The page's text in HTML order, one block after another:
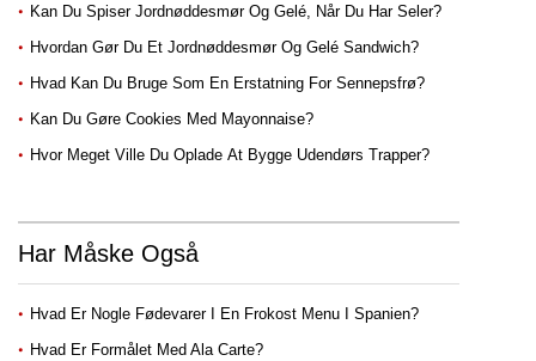
Kan Du Spiser Jordnøddesmør Og Gelé, Når Du Har Seler?
Hvordan Gør Du Et Jordnøddesmør Og Gelé Sandwich?
Hvad Kan Du Bruge Som En Erstatning For Sennepsfrø?
Kan Du Gøre Cookies Med Mayonnaise?
Hvor Meget Ville Du Oplade At Bygge Udendørs Trapper?
Har Måske Også
Hvad Er Nogle Fødevarer I En Frokost Menu I Spanien?
Hvad Er Formålet Med Ala Carte?